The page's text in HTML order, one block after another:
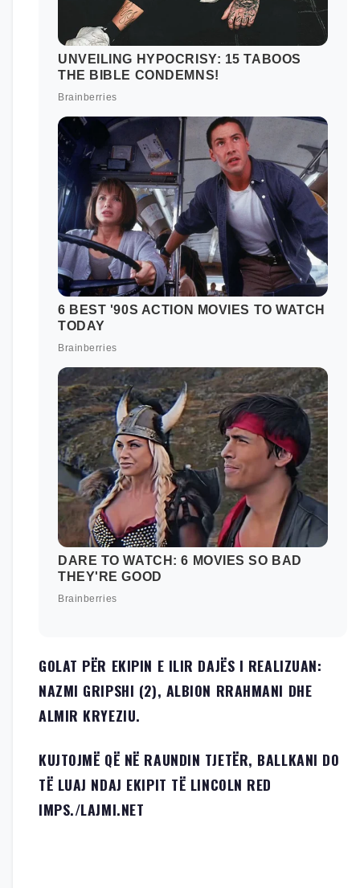
GOLAT PËR EKIPIN E ILIR DAJËS I REALIZUAN:
NAZMI GRIPSHI (2), ALBION RRAHMANI DHE
ALMIR KRYEZIU.
KUJTOJMË QË NË RAUNDIN TJETËR, BALLKANI DO
TË LUAJ NDAJ EKIPIT TË LINCOLN RED
IMPS./LAJMI.NET